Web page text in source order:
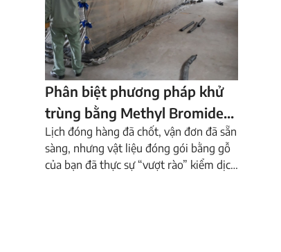
Phân biệt phương pháp khử
trùng bằng Methyl Bromide
(MB) và xử lý nhiệt (HT) trong
tiêu chuẩn ISPM 15
Lịch đóng hàng đã chốt, vận đơn đã sẵn
sàng, nhưng vật liệu đóng gói bằng gỗ
của bạn đã thực sự “vượt rào” kiểm dịch